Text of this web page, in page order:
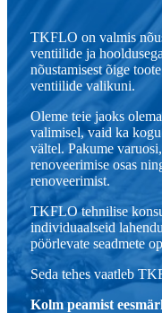
TKFLO on valmis
ventiilide ja
nõustamisest õige
ventiilide valikuni.
Oleme teie jaoks
valimisel, vaid ka
vältel. Pakume
renoveerimise osas
renoveerimist.
TKFLO tehnilise
individuaalseid
pöörlevate seadmete
Seda tehes vaatleb
Kolm peamist